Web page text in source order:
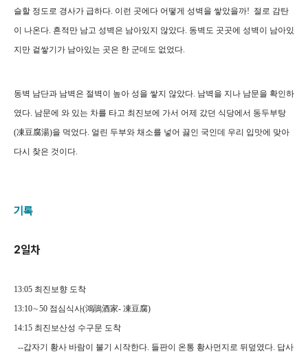
슬할 정도로 경사가 급하다. 이런 곳에다 어떻게 성벽을 쌓았을까! 절로 감탄
이 나온다. 흔적만 남고 성벽은 남아있지 않았다. 동벽도 곳곳에 성벽이 남아있
지만 겉쌓기가 남아있는 곳은 한 군데도 없었다.
동벽 남단과 남벽은 절벽이 높아 성을 쌓지 않았다. 남벽을 지나 남문을 확인하
였다. 남문에 와 있는 차를 타고 최진보에 가서 어제 갔던 식당에서 동두부탕
(凍豆腐湯)을 먹었다. 얼린 두부와 채소를 넣어 끓인 국인데 우리 입맛에 맞아
다시 찾은 것이다.
기록
2일차
13:05 최진보향 도착
13:10∼50 점심식사(鴻鵑酒家- 凍豆腐)
14:15 최진보산성 수구문 도착
--갑자기 황사 바람이 불기 시작한다. 들판이 온통 황사먼지로 뒤덮였다. 답사